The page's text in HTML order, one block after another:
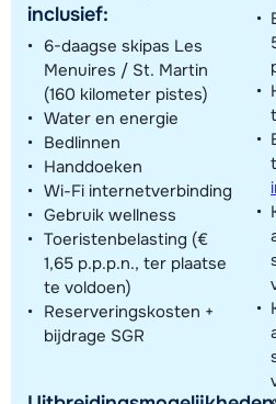
inclusief:
6-daagse skipas Les
Menuires / St. Martin
(160 kilometer pistes)
Water en energie
Bedlinnen
Handdoeken
Wi-Fi internetverbinding
Gebruik wellness
Toeristenbelasting (€
1,65 p.p.p.n., ter plaatse
te voldoen)
Reserveringskosten +
bijdrage SGR